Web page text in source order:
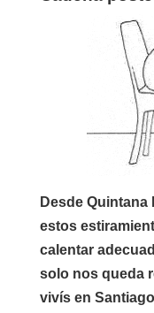
Desde
estos
calentar
solo nos queda
vivís en